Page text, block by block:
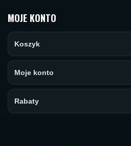
MOJE KONTO
Koszyk
Moje konto
Rabaty